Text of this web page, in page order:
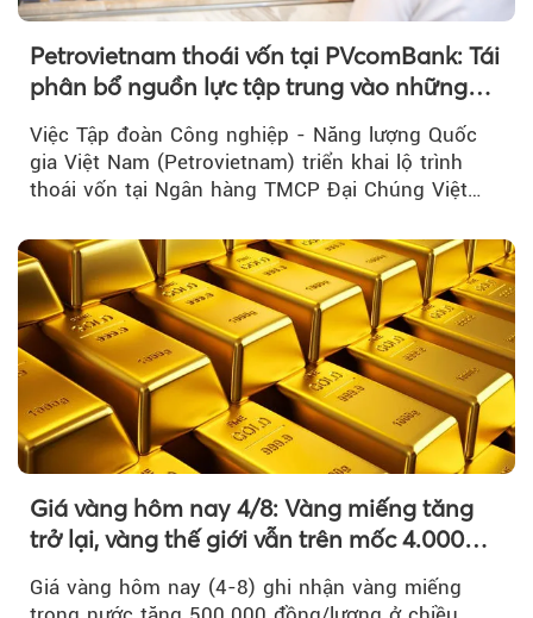
Petrovietnam thoái vốn tại PVcomBank: Tái
phân bổ nguồn lực tập trung vào những
Việc Tập đoàn Công nghiệp - Năng lượng Quốc
gia Việt Nam (Petrovietnam) triển khai lộ trình
thoái vốn tại Ngân hàng TMCP Đại Chúng Việt
Giá vàng hôm nay 4/8: Vàng miếng tăng
trở lại, vàng thế giới vẫn trên mốc 4.000
Giá vàng hôm nay (4-8) ghi nhận vàng miếng